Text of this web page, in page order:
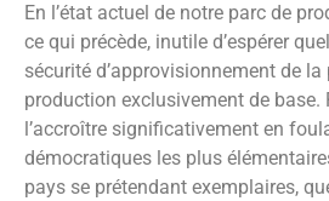
En l’état actuel de notre parc de
ce qui précède, inutile d’espérer
sécurité d’approvisionnement de la
production exclusivement de base.
l’accroître significativement en
démocratiques les plus
pays se prétendant exemplaires,